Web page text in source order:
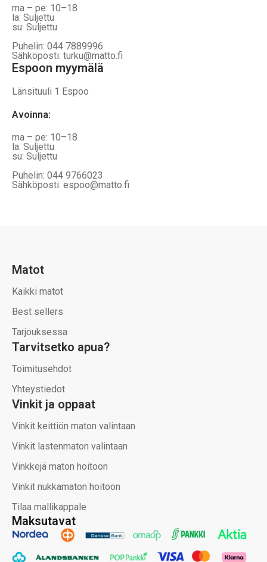
ma – pe: 10–18
la: Suljettu
su: Suljettu
Puhelin: 044 7889996
Sähköposti: turku@matto.fi
Espoon myymälä
Länsituuli 1 Espoo
Avoinna:
ma – pe: 10–18
la: Suljettu
su: Suljettu
Puhelin: 044 9766023
Sähköposti: espoo@matto.fi
Maksutavat
Matot
Kaikki matot
Best sellers
Tarjouksessa
Tarvitsetko apua?
Toimitusehdot
Yhteystiedot
Vinkit ja oppaat
Vinkit keittiön maton valintaan
Vinkit lastenmaton valintaan
Vinkkejä maton hoitoon
Vinkit nukkamaton hoitoon
Tilaa mallikappale